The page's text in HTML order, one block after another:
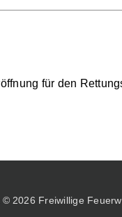
für den
2026 Freiwillige